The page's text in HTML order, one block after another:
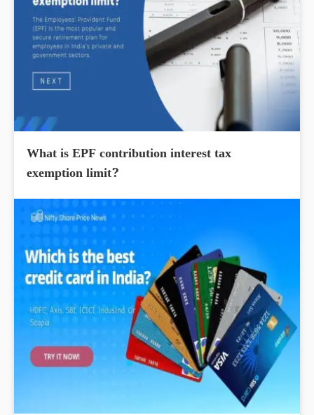
What is EPF contribution interest tax
exemption limit?